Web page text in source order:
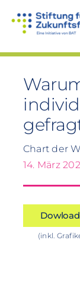
Inhalt
Chart der
14. März
(inkl.